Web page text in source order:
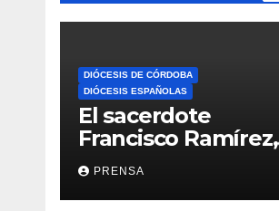
DIÓCESIS DE CÓRDOBA
DIÓCESIS ESPAÑOLAS
El sacerdote
Francisco Ramírez,
en El Espejo de la
Iglesia
PRENSA